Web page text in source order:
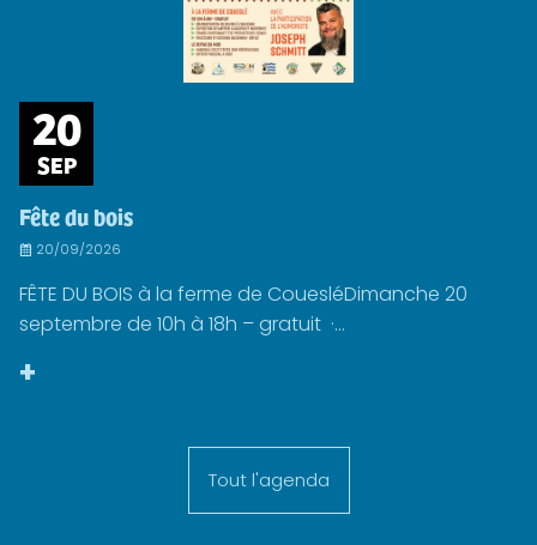
20
SEP
Fête du bois
20/09/2026
FÊTE DU BOIS à la ferme de CouesléDimanche 20
septembre de 10h à 18h – gratuit ·...
+
Tout l'agenda